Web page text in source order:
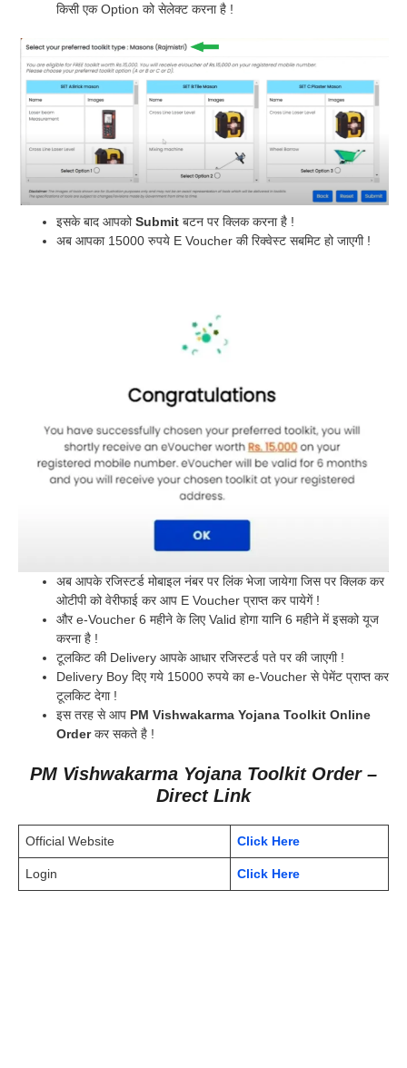
किसी एक Option को सेलेक्ट करना है !
इसके बाद आपकोSubmit बटन पर क्लिक करना है !
अब आपका 15000 रुपये E Voucher की रिक्वेस्ट सबमिट हो जाएगी !
अब आपके रजिस्टर्ड मोबाइल नंबर पर लिंक भेजा जायेगा जिस पर क्लिक कर
ओटीपी को वेरीफाई कर आप E Voucher प्राप्त कर पायेगें !
और e-Voucher 6 महीने के लिए Valid होगा यानि 6 महीने में इसको यूज
करना है !
टूलकिट की Delivery आपके आधार रजिस्टर्ड पते पर की जाएगी !
Delivery Boy दिए गये 15000 रुपये का e-Voucher से पेमेंट प्राप्त कर
टूलकिट देगा !
इस तरह से आप PM Vishwakarma Yojana Toolkit Online
Orderकर सकते है !
PM Vishwakarma Yojana Toolkit Order –
Direct Link
Official Website Click Here
Login Click Here